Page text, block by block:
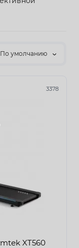
По умолчанию
3378
XT560